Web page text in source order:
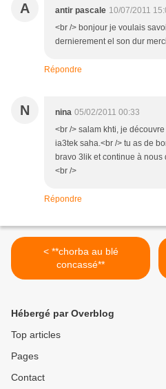
A antir pascale 10/07/2011
<br /> bonjour je voulais
dernierement el son dur
Répondre
N nina 05/02/2011 00:33
<br /> salam khti, je
ia3tek saha.<br /> tu as de
bravo 3lik et continue à
<br />
Répondre
< **chorba au blé
concassé**
Hébergé par Overblog
Top articles
Pages
Contact